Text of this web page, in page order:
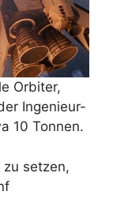
Orbiter,
Ingenieur-
10 Tonnen.
setzen,